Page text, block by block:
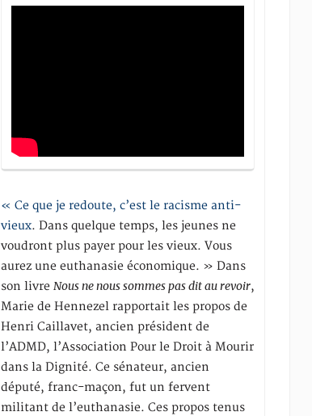
« Ce que je redoute, c’est le racisme anti-
vieux. Dans quelque temps, les jeunes ne
voudront plus payer pour les vieux. Vous
aurez une euthanasie économique. » Dans
son livreNous ne nous sommes pas dit au revoir,
Marie de Hennezel rapportait les propos de
Henri Caillavet, ancien président de
l’ADMD, l’Association Pour le Droit à Mourir
dans la Dignité. Ce sénateur, ancien
député, franc-maçon, fut un fervent
militant de l’euthanasie. Ces propos tenus